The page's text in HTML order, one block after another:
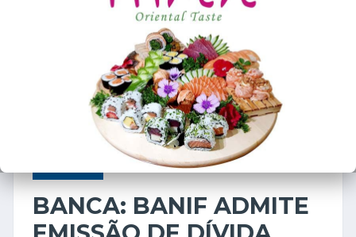
7 de novembro de 2003
BANCA: BANIF ADMITE